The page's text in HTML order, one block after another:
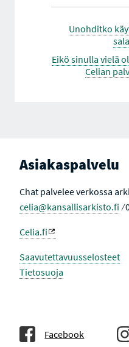
Unohditko
Eikö sinulla vielä
Celian
Asiakaspalvelu
Chat palvelee verkossa
celia@kansallisarkisto.fi ⁄
Celia.fi
Saavutettavuusselosteet
Tietosuoja
Facebook